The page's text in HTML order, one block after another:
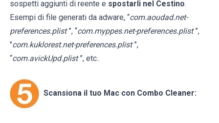
sospetti aggiunti di reente e spostarli nel Cestino.
Esempi di file generati da adware, “com.aoudad.net-
preferences.plist ”, “com.myppes.net-preferences.plist ”,
"com.kuklorest.net-preferences.plist ”,
“com.avickUpd.plist ”, etc..
Scansiona il tuo Mac con Combo Cleaner: